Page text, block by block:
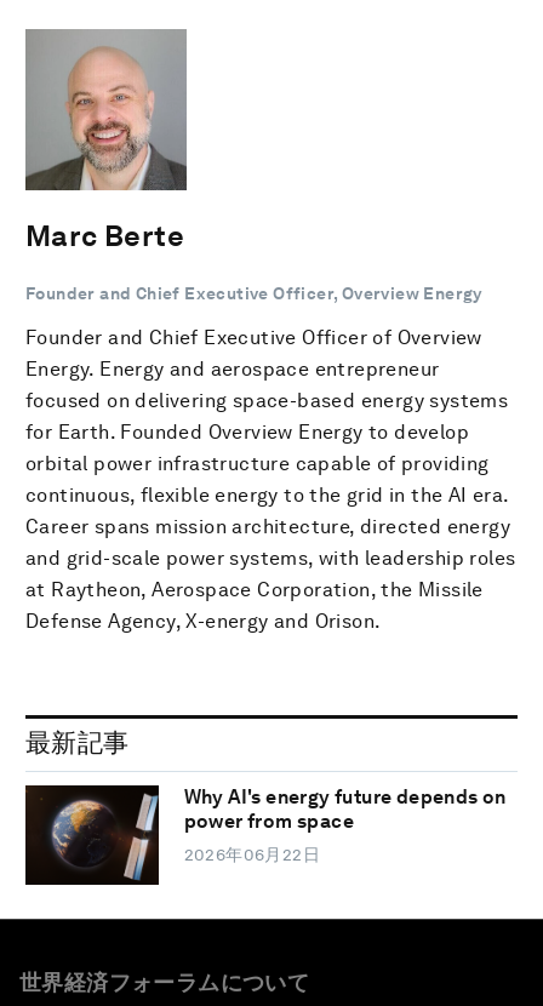
Marc Berte
Founder and Chief Executive Officer, Overview Energy
Founder and Chief Executive Officer of Overview
Energy. Energy and aerospace entrepreneur
focused on delivering space-based energy systems
for Earth. Founded Overview Energy to develop
orbital power infrastructure capable of providing
continuous, flexible energy to the grid in the AI era.
Career spans mission architecture, directed energy
and grid-scale power systems, with leadership roles
at Raytheon, Aerospace Corporation, the Missile
Defense Agency, X-energy and Orison.
最新記事
Why AI's energy future depends on
power from space
2026年06月22日
世界経済フォーラムについて